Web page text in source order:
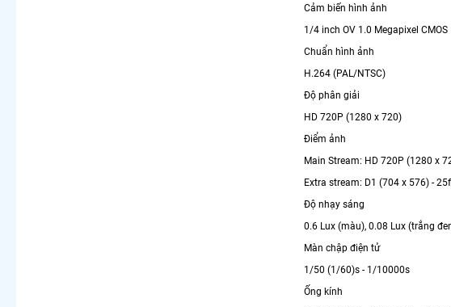
Cảm biến hình ảnh
1/4 inch OV 1.0 Megapixel CMOS
Chuẩn hình ảnh
H.264 (PAL/NTSC)
Độ phân giải
HD 720P (1280 x 720)
Điểm ảnh
Main Stream: HD 720P (1280 x
Extra stream: D1 (704 x 576) -
Độ nhạy sáng
0.6 Lux (màu), 0.08 Lux (trắng
Màn chập điện tử
1/50 (1/60)s - 1/10000s
Ống kính